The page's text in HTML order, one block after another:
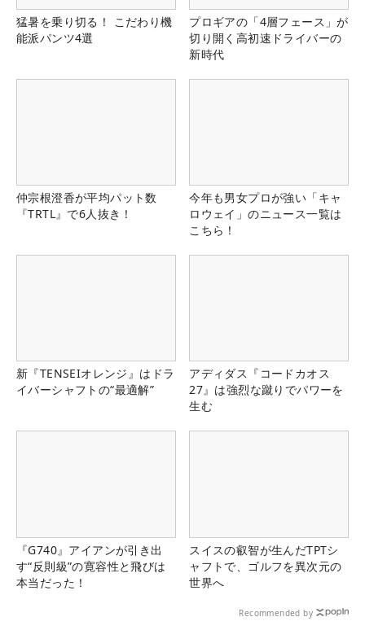
猛暑を乗り切る！ こだわり機
能派パンツ4選
プロギアの「4層フェース」が
切り開く高初速ドライバーの
新時代
仲宗根澄香が平均パット数
『TRTL』で6人抜き！
今年も男女プロが強い「キャ
ロウェイ」のニュース一覧は
こちら！
新『TENSEIオレンジ』はドラ
イバーシャフトの“最適解”
アディダス『コードカオス
27』は強烈な蹴りでパワーを
生む
『G740』アイアンが引き出
す“反則級”の寛容性と飛びは
本当だった！
スイスの叡智が生んだTPTシ
ャフトで、ゴルフを異次元の
世界へ
Recommended by